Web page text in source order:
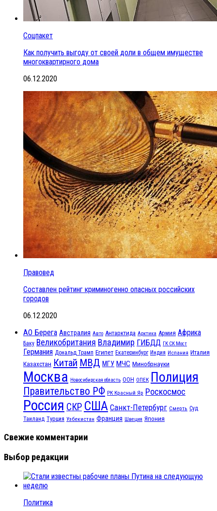
Соцпакет
Как получить выгоду от своей доли в общем имуществе
многоквартирного дома
06.12.2020
Правовед
Составлен рейтинг криминогенно опасных российских
городов
06.12.2020
АО Берега Австралия Авто Антарктида Арктика Армия Африка
Баку Великобритания Владимир ГИБДД ГК СК Мост
Германия Дональд Трамп Египет Екатеринбург Индия Испания Италия
Казахстан Китай МВД МГУ МЧС Минобрнауки
Москва Новосибирская область ООН ОПЕК Полиция
Правительство РФ РК Красный Яр Роскосмос
Россия СКР США Санкт-Петербург Смерть Суд
Таиланд Турция Узбекистан Франция Швеция Япония
Свежие комментарии
Выбор редакции
Политика